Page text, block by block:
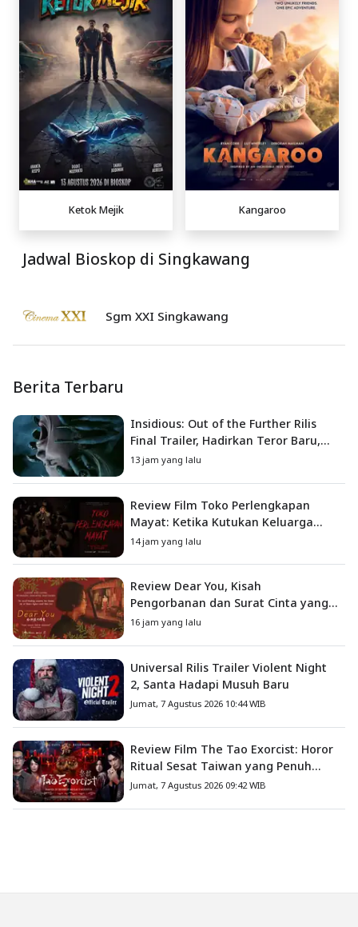
Ketok Mejik Kangaroo
Jadwal Bioskop di Singkawang
Sgm XXI Singkawang
Berita Terbaru
Insidious: Out of the Further Rilis
Final Trailer, Hadirkan Teror Baru,
Iblis Kini Masuk ke Dunia Manusia
13 jam yang lalu
Review Film Toko Perlengkapan
Mayat: Ketika Kutukan Keluarga
Menjadi Sumber Teror yang
14 jam yang lalu
Review Dear You, Kisah
Pengorbanan dan Surat Cinta yang
Menyentuh Hati
16 jam yang lalu
Universal Rilis Trailer Violent Night
2, Santa Hadapi Musuh Baru
Jumat, 7 Agustus 2026 10:44 WIB
Review Film The Tao Exorcist: Horor
Ritual Sesat Taiwan yang Penuh
Misteri dan Teror Psikologis
Jumat, 7 Agustus 2026 09:42 WIB